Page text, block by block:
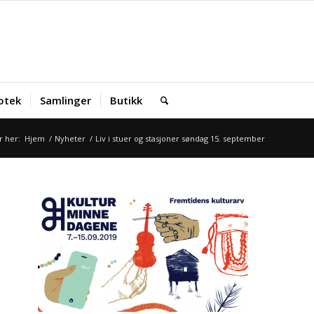
Samlinger Butikk
her: Hjem / Nyheter / Liv i stuer og stasjoner søndag 15. september